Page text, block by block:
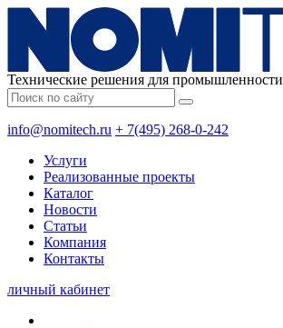
Технические решения для промышленности
info@nomitech.ru + 7(495) 268-0-242
Услуги
Реализованные проекты
Каталог
Новости
Статьи
Компания
Контакты
личный кабинет